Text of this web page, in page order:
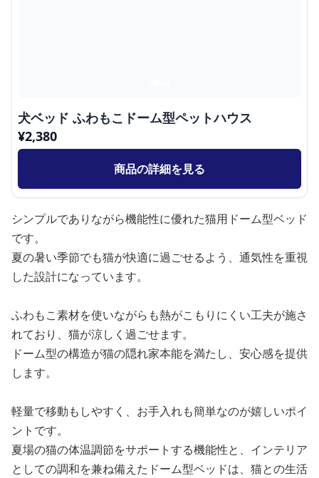
犬ベッド ふわもこドーム型ペットハウス
¥2,380
商品の詳細を見る
シンプルでありながら機能性に優れた猫用ドーム型ベッド
です。
夏の暑い季節でも猫が快適に過ごせるよう、通気性を重視
した設計になっています。
ふわもこ素材を使いながらも熱がこもりにくい工夫が施さ
れており、猫が涼しく過ごせます。
ドーム型の構造が猫の隠れ家本能を満たし、安心感を提供
します。
軽量で移動もしやすく、お手入れも簡単なのが嬉しいポイ
ントです。
夏場の猫の体温調節をサポートする機能性と、インテリア
としての調和を兼ね備えたドーム型ベッドは、猫との生活